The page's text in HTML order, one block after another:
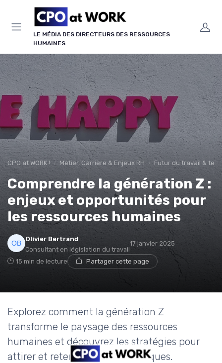
LE MÉDIA DES DIRECTEURS DES RESSOURCES
HUMAINES
CPO at WORK ! Métier, Carrière & Enjeux RH Futur du travail &
Comprendre la génération Z :
enjeux et opportunités pour
les ressources humaines
Olivier Bertrand
Consultant en législation du travail
17 janvier 2025
15 min de lecture Partager cette page
Explorez comment la génération Z
transforme le paysage des ressources
humaines et découvrez les stratégies pour
attirer et retenir ces talents uniques.
Panneau de gestion des cookies